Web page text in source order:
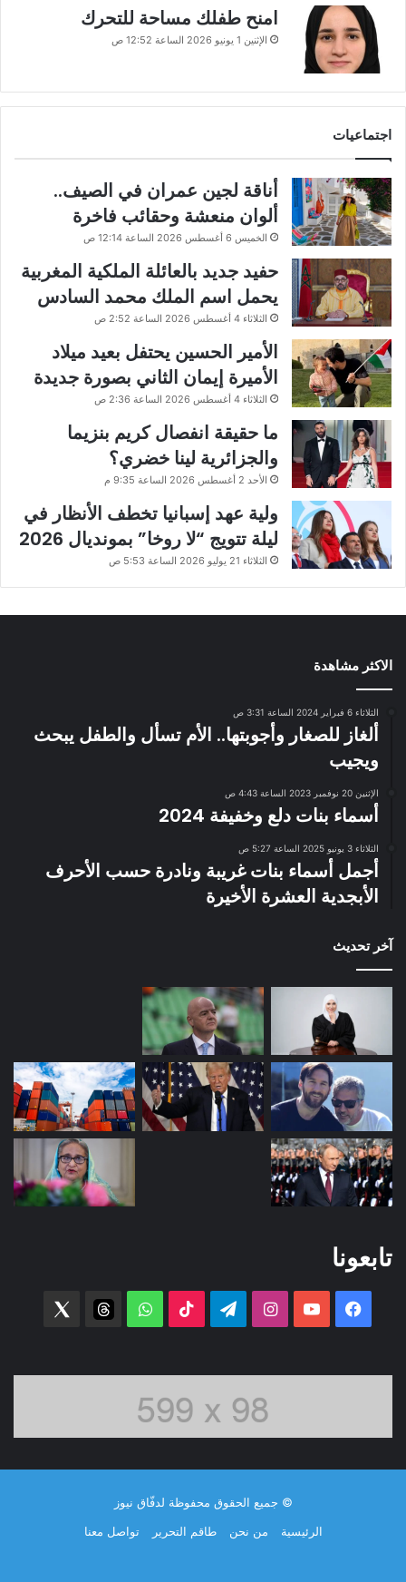
امنح طفلك مساحة للتحرك
الإثنين 1 يونيو 2026 الساعة 12:52 ص
اجتماعيات
أناقة لجين عمران في الصيف..
ألوان منعشة وحقائب فاخرة
الخميس 6 أغسطس 2026 الساعة 12:14 ص
حفيد جديد بالعائلة الملكية المغربية
يحمل اسم الملك محمد السادس
الثلاثاء 4 أغسطس 2026 الساعة 2:52 ص
الأمير الحسين يحتفل بعيد ميلاد
الأميرة إيمان الثاني بصورة جديدة
الثلاثاء 4 أغسطس 2026 الساعة 2:36 ص
ما حقيقة انفصال كريم بنزيما
والجزائرية لينا خضري؟
الأحد 2 أغسطس 2026 الساعة 9:35 م
ولية عهد إسبانيا تخطف الأنظار في
ليلة تتويج “لا روخا” بمونديال 2026
الثلاثاء 21 يوليو 2026 الساعة 5:53 ص
الاكثر مشاهدة
الثلاثاء 6 فبراير 2024 الساعة 3:31 ص
ألغاز للصغار وأجوبتها.. الأم تسأل والطفل يبحث
ويجيب
الإثنين 20 نوفمبر 2023 الساعة 4:43 ص
أسماء بنات دلع وخفيفة 2024
الثلاثاء 3 يونيو 2025 الساعة 5:27 ص
أجمل أسماء بنات غريبة ونادرة حسب الأحرف
الأبجدية العشرة الأخيرة
آخر تحديث
تابعونا
فيسبوك ‫YouTubeانستقرامتيلقرام ‫TikTok واتساب threads
© جميع الحقوق محفوظة لدفّاق نيوز
الرئيسية
من نحن طاقم التحرير تواصل معنا